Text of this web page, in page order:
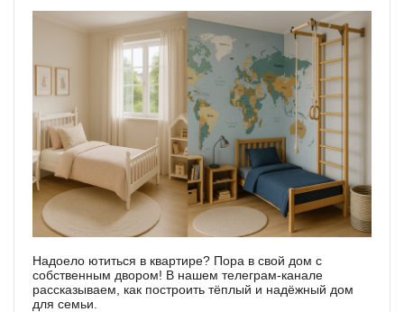
Надоело ютиться в квартире? Пора в свой дом с
собственным двором! В нашем телеграм-канале
рассказываем, как построить тёплый и надёжный дом
для семьи.